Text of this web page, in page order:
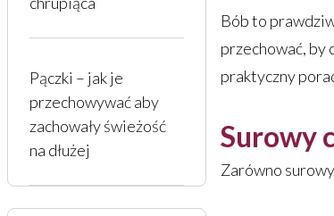
Pączki – jak je
przechowywać aby
zachowały świeżość
na dłużej
Bób to
przechować, by
praktyczny
Surowy
Zarówno